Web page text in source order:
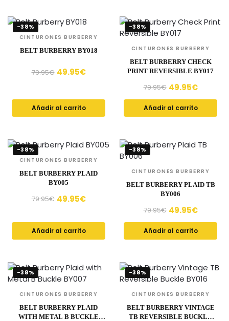
-38%
CINTURONES BURBERRY
BELT BURBERRY BY018
79.95€ 49.95€
Añadir al carrito
-38%
CINTURONES BURBERRY
BELT BURBERRY CHECK
PRINT REVERSIBLE BY017
79.95€ 49.95€
Añadir al carrito
-38%
CINTURONES BURBERRY
BELT BURBERRY PLAID
BY005
79.95€ 49.95€
Añadir al carrito
-38%
CINTURONES BURBERRY
BELT BURBERRY PLAID TB
BY006
79.95€ 49.95€
Añadir al carrito
-38%
CINTURONES BURBERRY
BELT BURBERRY PLAID
WITH METAL B BUCKLE
-38%
CINTURONES BURBERRY
BELT BURBERRY VINTAGE
TB REVERSIBLE BUCKLE